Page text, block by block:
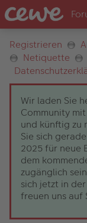
Registrieren
Netiquette
Wir laden Sie
Community
und künftig zu
Sie sich
2025 für neue
dem
zugänglich
sich jetzt in der
freuen uns auf